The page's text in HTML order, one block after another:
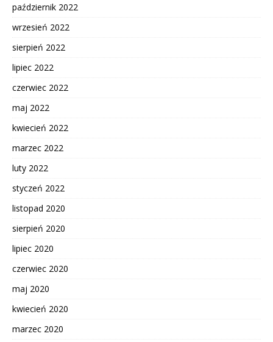
październik 2022
wrzesień 2022
sierpień 2022
lipiec 2022
czerwiec 2022
maj 2022
kwiecień 2022
marzec 2022
luty 2022
styczeń 2022
listopad 2020
sierpień 2020
lipiec 2020
czerwiec 2020
maj 2020
kwiecień 2020
marzec 2020